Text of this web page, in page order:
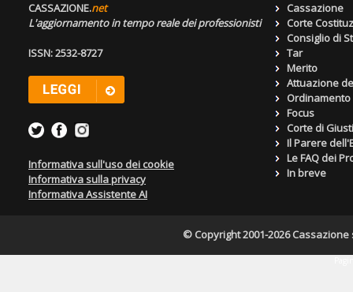
CASSAZIONE.net
L'aggiornamento in tempo reale dei professionisti
ISSN: 2532-8727
Informativa sull'uso dei cookie
Informativa sulla privacy
Informativa Assistente AI
Cassazione
Corte
Consiglio di
Tar
Merito
Attuazione
Focus
Corte di
Il Parere
Le FAQ dei
In breve
© Copyright 2001-2026 Cassazione